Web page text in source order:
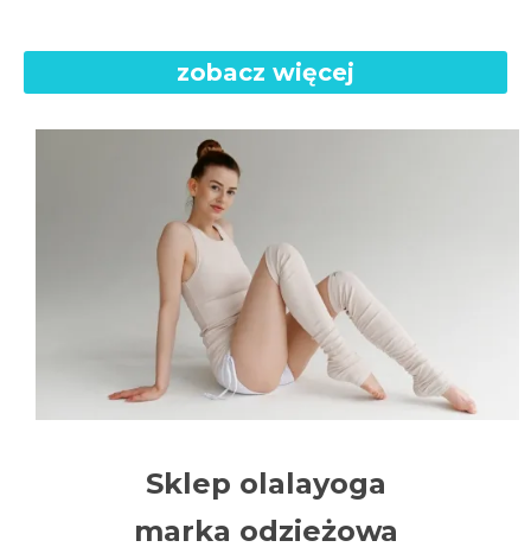
zobacz więcej
Sklep olalayoga
marka odzieżowa